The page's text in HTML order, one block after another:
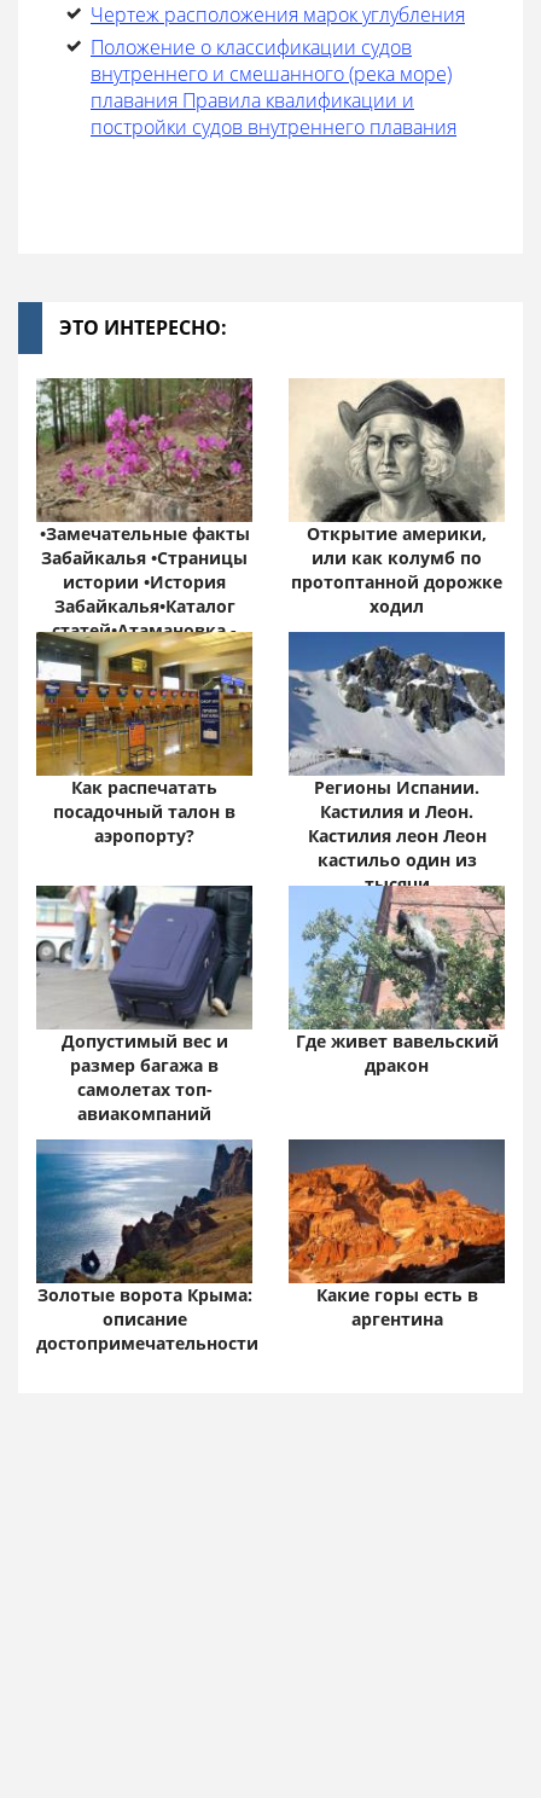
Чертеж расположения марок углубления
Положение о классификации судов
внутреннего и смешанного (река море)
плавания Правила квалификации и
постройки судов внутреннего плавания
ЭТО ИНТЕРЕСНО:
•Замечательные факты
Забайкалья •Страницы
истории •История
Забайкалья•Каталог
статей•Атамановка -
Онлайн•
Забайкальский край:
цифры и факты
Открытие америки,
или как колумб по
протоптанной дорожке
ходил
Как распечатать
посадочный талон в
аэропорту?
Регионы Испании.
Кастилия и Леон.
Кастилия леон Леон
кастильо один из
тысячи
Допустимый вес и
размер багажа в
самолетах топ-
авиакомпаний
Где живет вавельский
дракон
Золотые ворота Крыма:
описание
достопримечательности
Какие горы есть в
аргентина